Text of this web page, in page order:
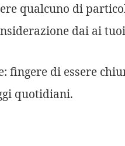
qualcuno di
dai ai
fingere di essere
quotidiani.